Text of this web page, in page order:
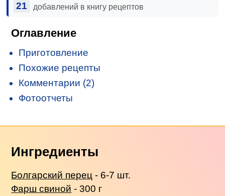
21 добавлений в книгу рецептов
Оглавление
Приготовление
Похожие рецепты
Комментарии (2)
Фотоотчеты
Ингредиенты
Болгарский перец - 6-7 шт.
Фарш свиной - 300 г